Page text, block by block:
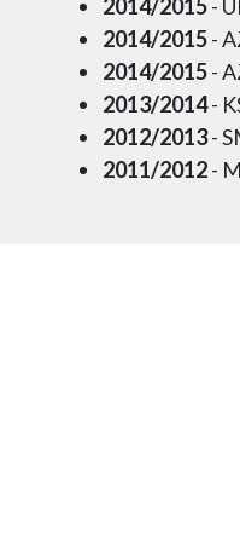
2014/2015-
2014/2015-
2014/2015-
2013/2014-
2012/2013-
2011/2012-